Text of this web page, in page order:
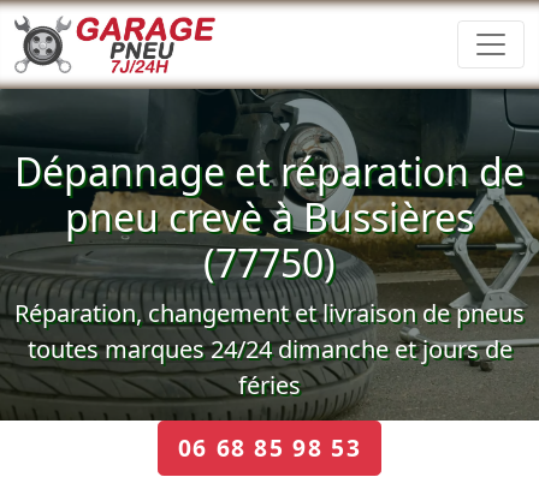
Dépannage et réparation de
pneu crevè à Bussières
(77750)
Réparation, changement et livraison de pneus
toutes marques 24/24 dimanche et jours de
féries
06 68 85 98 53